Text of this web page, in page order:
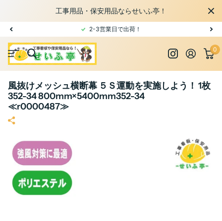
工事用品・保安用品ならせいふ亭！
2-3営業日で出荷！
0
風抜けメッシュ横断幕 ５Ｓ運動を実施しよう！ 1枚
352-34 800mm×5400mm352-34
≪r0000487≫